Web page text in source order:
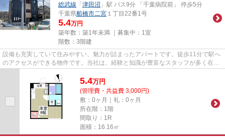
総武線 「 津田沼 」駅 バス9分 「千葉病院前」 停歩5分
千葉県船橋市二宮 １丁目22番1号
5.4万円
築年数：築1年未満 ｜募集中： 1室
階数：3階建
設備も充実していて住みやすい、魅力が詰まったアパートです。徒歩11分で駅へ
のアクセスができる物件です。当社は、経験と知識が豊富なスタッフが多く在籍
5.4万円
(管理費・共益費 3,000円)
敷：0ヶ月｜礼：0ヶ月
所在階：1階
間取り：1R
面積：16.16㎡